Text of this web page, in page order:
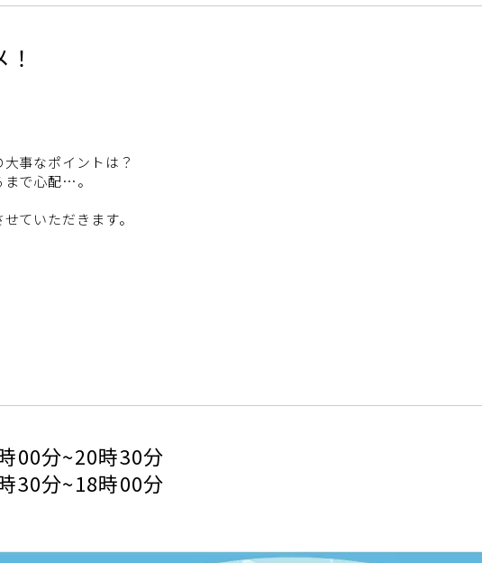
事なポイントは？
まで心配…。
ていただきます。
00分~20時30分
30分~18時00分